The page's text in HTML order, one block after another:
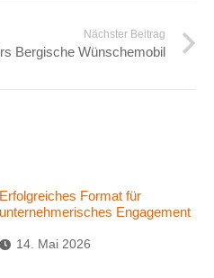
Nächster Beitrag
Bergische Wünschemobil
Erfolgreiches Format für
unternehmerisches Engagement
14. Mai 2026